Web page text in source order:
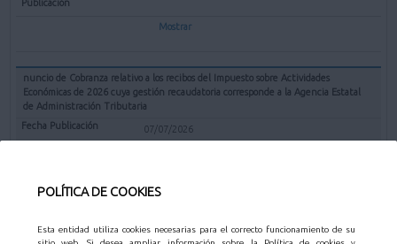
POLÍTICA DE COOKIES
Esta entidad utiliza cookies necesarias para el correcto funcionamiento de su
Mostrar
nuncio de Cobranza relativo a los recibos del Impuesto sobre Actividades
Económicas de 2026 cuya gestión recaudatoria corresponde a la Agencia Estatal
de Administración Tributaria
07/07/2026
Mostrar